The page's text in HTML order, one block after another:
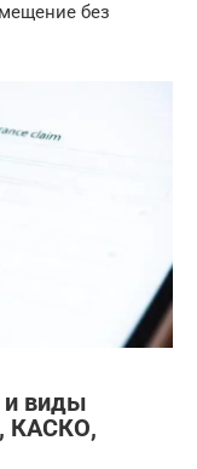
без
и виды
КАСКО,